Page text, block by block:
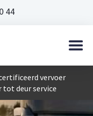
44
vervoer
tot deur service